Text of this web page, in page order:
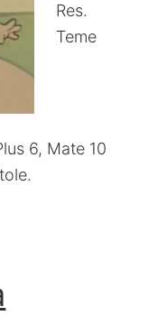
Res.
Teme
6, Mate 10